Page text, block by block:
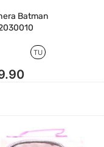
Batman
TU
.90